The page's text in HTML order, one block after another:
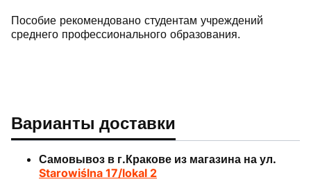
Пособие рекомендовано студентам учреждений
среднего профессионального образования.
Варианты доставки
Самовывоз в г.Кракове из магазина на ул.
Starowiślna 17/lokal 2